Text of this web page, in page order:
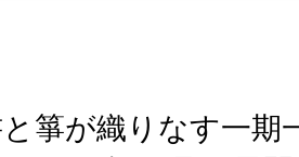
箏が織りなす一期